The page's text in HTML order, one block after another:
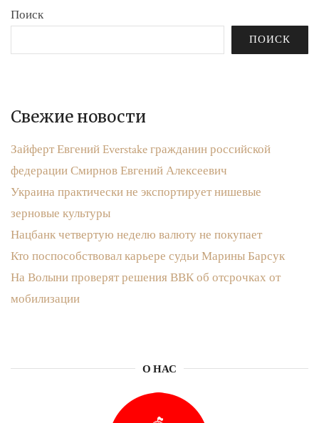
Поиск
ПОИСК
Свежие новости
Зайферт Евгений Everstake гражданин российской
федерации Смирнов Евгений Алексеевич
Украина практически не экспортирует нишевые
зерновые культуры
Нацбанк четвертую неделю валюту не покупает
Кто поспособствовал карьере судьи Марины Барсук
На Волыни проверят решения ВВК об отсрочках от
мобилизации
О НАС